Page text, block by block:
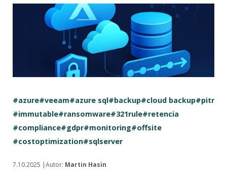
#azure#veeam#azure sql#backup#cloud backup#pitr
#immutable#ransomware#321rule#retencia
#compliance#gdpr#monitoring#offsite
#costoptimization#sqlserver
7.10.2025 |Autor: Martin Hasin